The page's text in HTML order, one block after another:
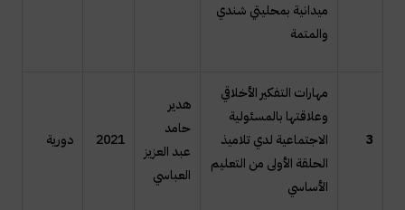
ميدانية بمحليتي شندي
والمتمة
3
مهارات التفكير الأخلاقي
وعلاقتها بالمسئولية
الاجتماعية لدي تلاميذ
الحلقة الأولى من التعليم
الأساسي
هدير
حامد
عبد العزيز
العباسي
2021 دورية